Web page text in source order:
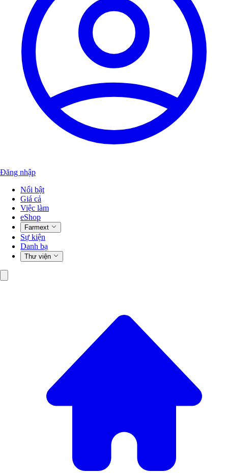
Đăng nhập
Nổi bật
Giá cả
Việc làm
eShop
Farmext
Sự kiện
Danh bạ
Thư viện